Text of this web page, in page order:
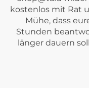
kostenlos mit Rat
Mühe, dass
Stunden
länger dauern